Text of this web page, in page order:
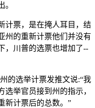
。
计票，是在掩人耳目，结
州的重新计票他们并没有
，川普的选票也增加了--
的选举计票发推文说:“我
举官员接到州的指示，
新计票后的总数。”